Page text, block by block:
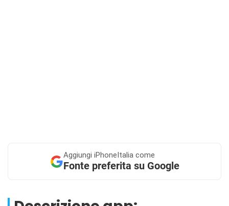
Aggiungi iPhoneItalia come
Fonte preferita su Google